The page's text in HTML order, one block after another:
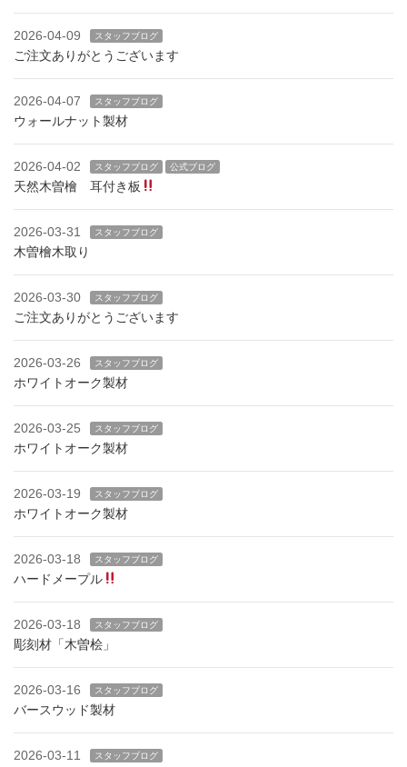
2026-04-09 スタッフブログ
ご注文ありがとうございます
2026-04-07 スタッフブログ
ウォールナット製材
2026-04-02 スタッフブログ 公式ブログ
天然木曽檜 耳付き板
2026-03-31 スタッフブログ
木曽檜木取り
2026-03-30 スタッフブログ
ご注文ありがとうございます
2026-03-26 スタッフブログ
ホワイトオーク製材
2026-03-25 スタッフブログ
ホワイトオーク製材
2026-03-19 スタッフブログ
ホワイトオーク製材
2026-03-18 スタッフブログ
ハードメープル
2026-03-18 スタッフブログ
彫刻材「木曽桧」
2026-03-16 スタッフブログ
バースウッド製材
2026-03-11 スタッフブログ